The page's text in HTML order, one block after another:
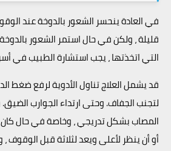
في العادة ينحسر الشعور بالدوخة عند
قليلة ، ولكن في حال استمر الشعور
التي اتخذتها ، يجب استشارة الطبيب في
قد يشمل العلاج تناول الأدوية لرفع ضغط
لتجنب الجفاف. وحتى ارتداء الجوارب
المصاب بشكل تدريجي ، وخاصة في حال
أو أن ينظر لأعلى ويعد لثلاثة قبل الوقوف